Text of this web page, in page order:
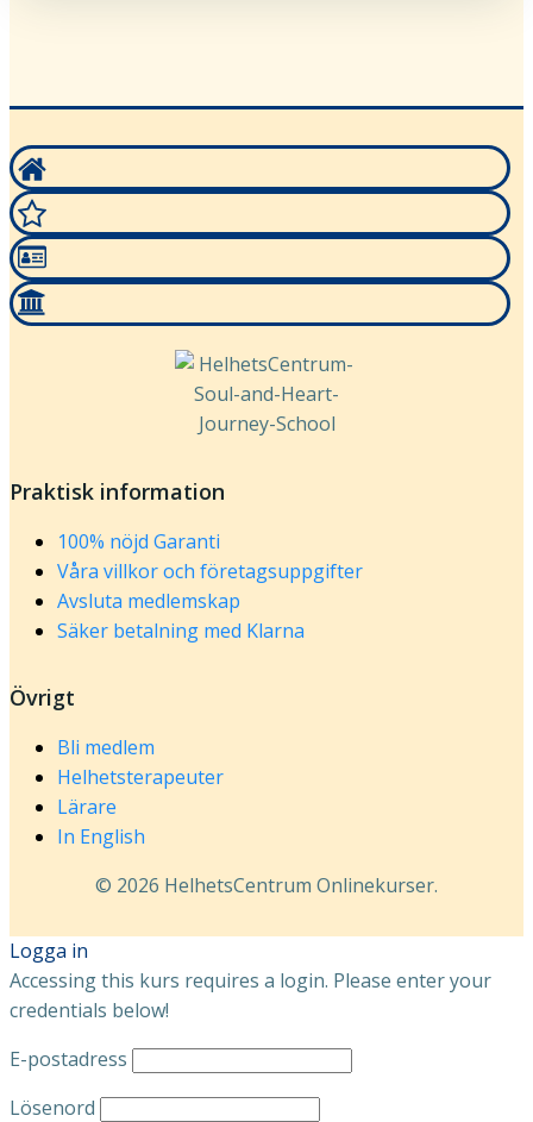
Praktisk information
100% nöjd Garanti
Våra villkor och företagsuppgifter
Avsluta medlemskap
Säker betalning med Klarna
Övrigt
Bli medlem
Helhetsterapeuter
Lärare
In English
© 2026 HelhetsCentrum Onlinekurser.
Logga in
Accessing this kurs requires a login. Please enter your
credentials below!
E-postadress
Lösenord